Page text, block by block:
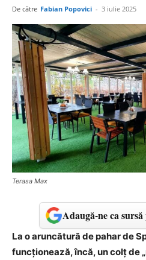
De către Fabian Popovici - 3 iulie 2025
Terasa Max
Adaugă-ne ca
La o aruncătură de pahar de
funcționează, încă, un colț de